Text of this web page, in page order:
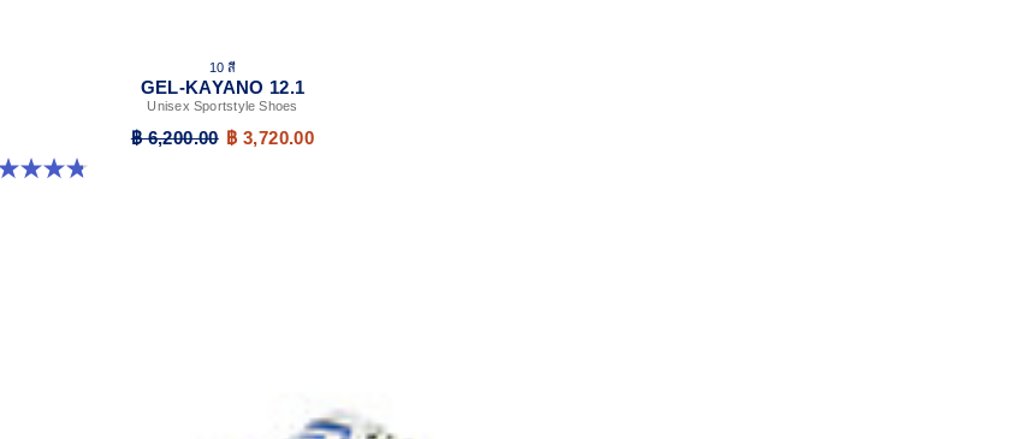
10 สี
GEL-KAYANO 12.1
Unisex Sportstyle Shoes
฿ 6,200.00 ฿ 3,720.00